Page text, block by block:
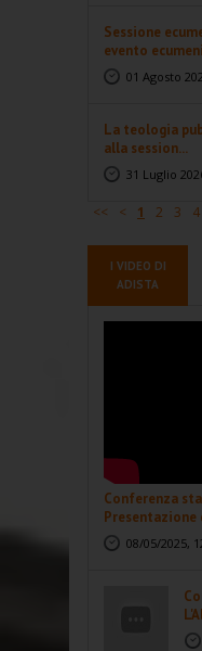
Sessione
evento
01 Agosto
La teologia
alla session...
31 Luglio
<< < 1 2 3 4
I VIDEO DI
ADISTA
Conferenza
Presentazione
08/05/2025,